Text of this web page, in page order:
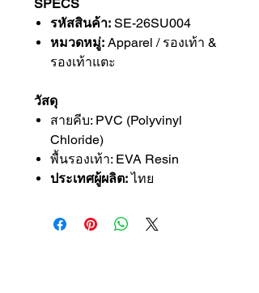
SPECS
รหัสสินค้า: SE-26SU004
หมวดหมู่: Apparel / รองเท้า &
รองเท้าแตะ
วัสดุ
สายคีบ: PVC (Polyvinyl
Chloride)
พื้นรองเท้า: EVA Resin
ประเทศผู้ผลิต:ไทย